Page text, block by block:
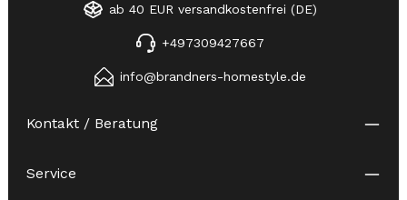
ab 40 EUR versandkostenfrei (DE)
+497309427667
info@brandners-homestyle.de
Kontakt / Beratung
Service